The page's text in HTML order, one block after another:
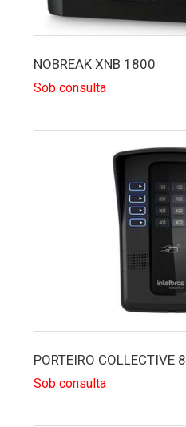
NOBREAK XNB 1800
Sob consulta
PORTEIRO COLLECTIVE 8
Sob consulta